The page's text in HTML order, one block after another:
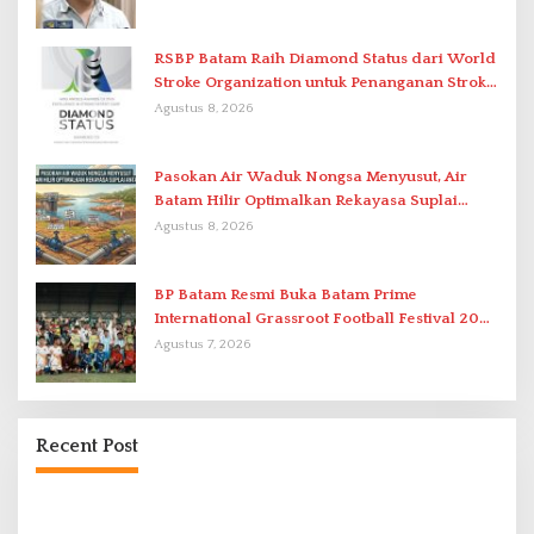
RSBP Batam Raih Diamond Status dari World
Stroke Organization untuk Penanganan Stroke
Berstandar Internasional
Agustus 8, 2026
Pasokan Air Waduk Nongsa Menyusut, Air
Batam Hilir Optimalkan Rekayasa Suplai
Antar-IPAM
Agustus 8, 2026
BP Batam Resmi Buka Batam Prime
International Grassroot Football Festival 2026
di Stadion Temenggung Abdul Jamal
Agustus 7, 2026
Recent Post